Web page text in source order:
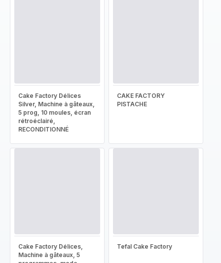
Cake Factory Délices
Silver, Machine à gâteaux,
5 prog, 10 moules, écran
rétroéclairé,
RECONDITIONNÉ
CAKE FACTORY
PISTACHE
Cake Factory Délices,
Machine à gâteaux, 5
Tefal Cake Factory